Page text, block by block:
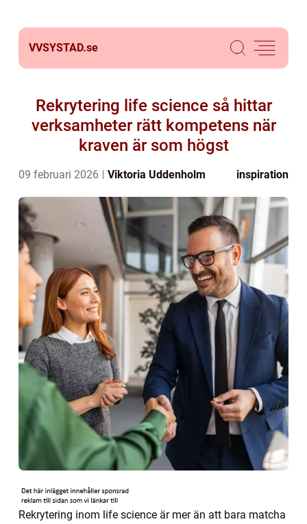
VVSYSTAD.se
Rekrytering life science så hittar
verksamheter rätt kompetens när
kraven är som högst
09 februari 2026 Viktoria Uddenholm inspiration
Rekrytering inom life science är mer än att bara matcha